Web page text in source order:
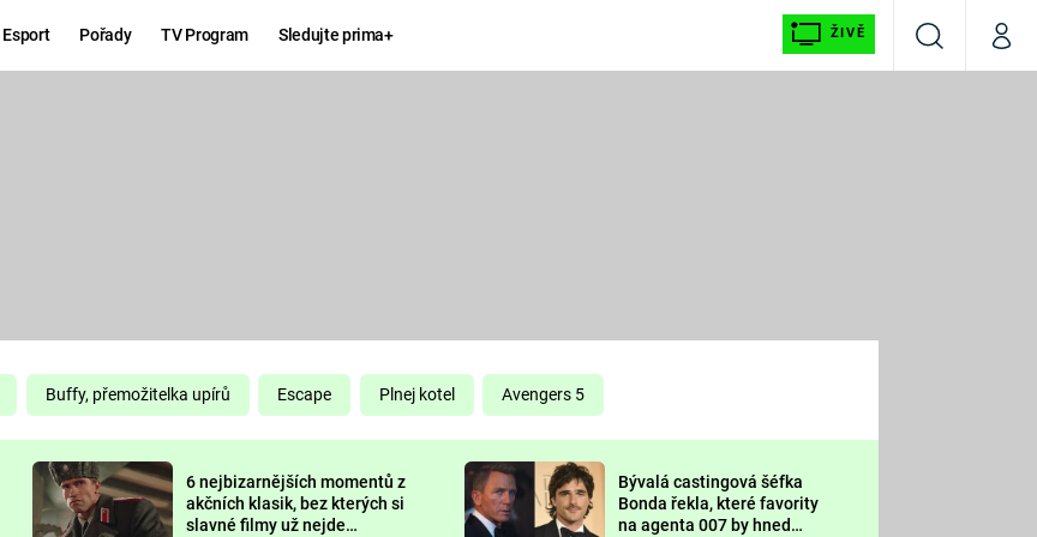
Pořady TV Program Sledujte prima+ ŽIVĚ
VyhledáváníMůj
DELIVERANCE
KOMEDIE
CHUCK
NORRIS
DEADPOOL
Prima LAJK
Sledujte nás
Buffy, přemožitelka upírů Escape Plnej kotel Avengers 5
6 nejbizarnějších momentů z
akčních klasik, bez kterých si
slavné filmy už nejde
Bývalá castingová šéfka
Bonda řekla, které favority
na agenta 007 by hned